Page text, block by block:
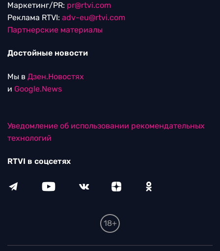
Маркетинг/PR: pr@rtvi.com
Реклама RTVI: adv-eu@rtvi.com
Партнерские материалы
Достойные новости
Мы в Дзен.Новостях
и Google.News
Уведомление об использовании рекомендательных
технологий
RTVI в соцсетях
18+